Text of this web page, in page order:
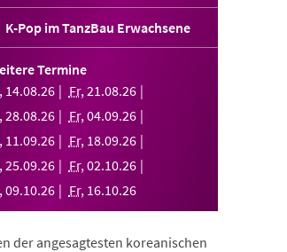
K-Pop im TanzBau Erwachsene
Termine
14.08.26 Fr,21.08.26
28.08.26 Fr,04.09.26
11.09.26 Fr, 18.09.26
25.09.26 Fr,02.10.26
09.10.26 Fr, 16.10.26
der angesagtesten koreanischen